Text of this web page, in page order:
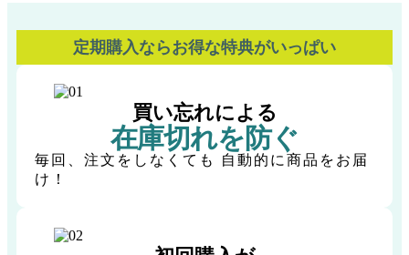
定期購入ならお得な特典がいっぱい
買い忘れによる
在庫切れを防ぐ
毎回、注文をしなくても 自動的に商品をお届
け！